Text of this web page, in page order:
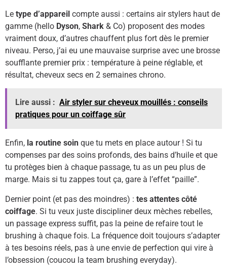
Le type d’appareil compte aussi : certains air stylers haut de
gamme (hello Dyson, Shark & Co) proposent des modes
vraiment doux, d’autres chauffent plus fort dès le premier
niveau. Perso, j’ai eu une mauvaise surprise avec une brosse
soufflante premier prix : température à peine réglable, et
résultat, cheveux secs en 2 semaines chrono.
Lire aussi : Air styler sur cheveux mouillés : conseils
pratiques pour un coiffage sûr
Enfin, la routine soin que tu mets en place autour ! Si tu
compenses par des soins profonds, des bains d’huile et que
tu protèges bien à chaque passage, tu as un peu plus de
marge. Mais si tu zappes tout ça, gare à l’effet “paille”.
Dernier point (et pas des moindres) : tes attentes côté
coiffage. Si tu veux juste discipliner deux mèches rebelles,
un passage express suffit, pas la peine de refaire tout le
brushing à chaque fois. La fréquence doit toujours s’adapter
à tes besoins réels, pas à une envie de perfection qui vire à
l’obsession (coucou la team brushing everyday).